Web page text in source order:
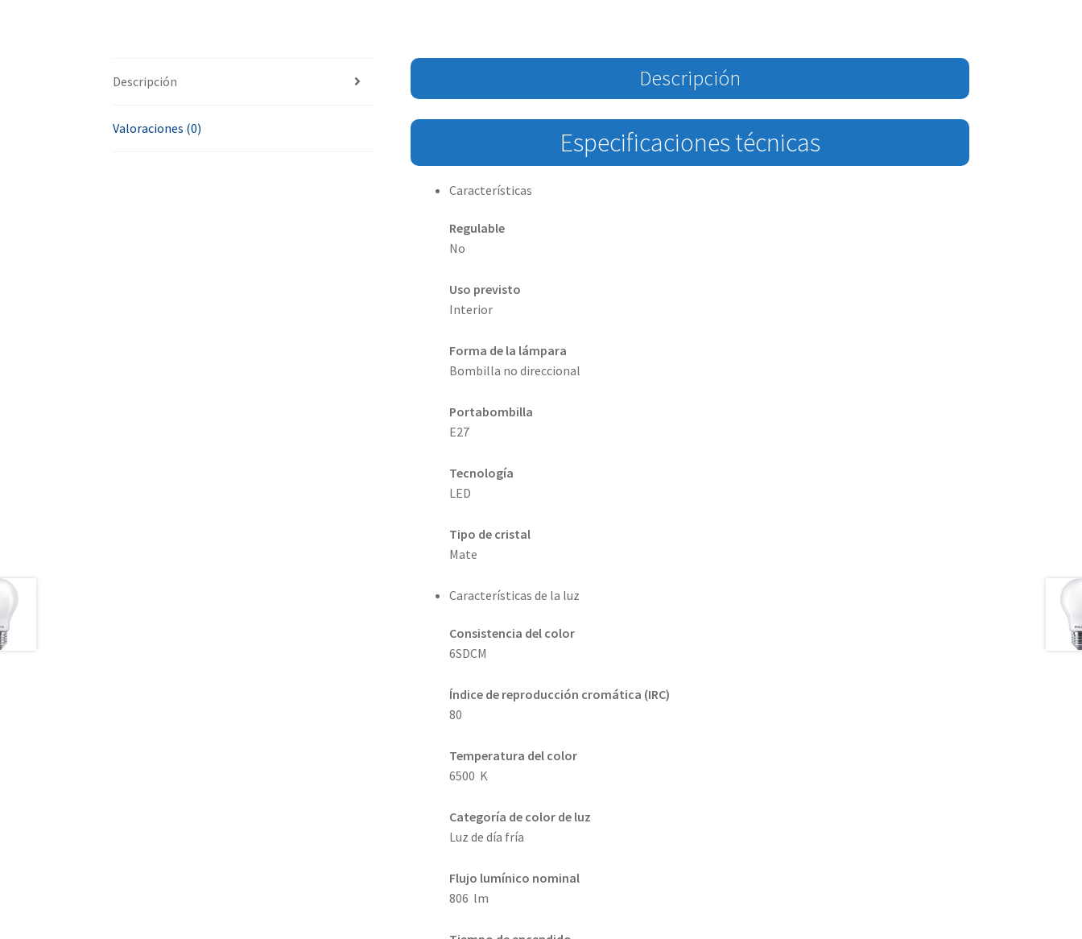
Descripción
Valoraciones (0)
Descripción
Especificaciones técnicas
Características
Regulable
No
Uso previsto
Interior
Forma de la lámpara
Bombilla no direccional
Portabombilla
E27
Tecnología
LED
Tipo de cristal
Mate
Características de la luz
Consistencia del color
6SDCM
Índice de reproducción cromática (IRC)
80
Temperatura del color
6500 K
Categoría de color de luz
Luz de día fría
Flujo lumínico nominal
806 lm